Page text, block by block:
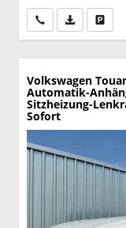
Wir rufen Sie an
PDF-
Volkswagen
Automatik-
Sitzheizung-
Sofort